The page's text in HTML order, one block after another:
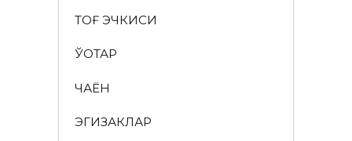
ТОҒ ЭЧКИСИ
ЎҚОТАР
ЧАЁН
ЭГИЗАКЛАР